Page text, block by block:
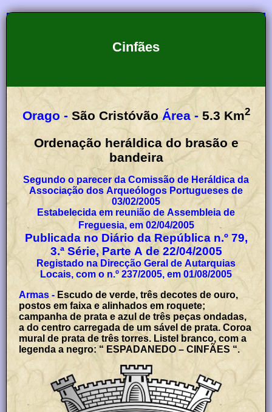
Cinfães
Orago - São Cristóvão Área - 5.3 Km2
Ordenação heráldica do brasão e
bandeira
Segundo o parecer da Comissão de Heráldica da
Associação dos Arqueólogos Portugueses de
03/02/2005
Estabelecida em reunião de Assembleia de
Freguesia, em 02/04/2005
Publicada no Diário da República n.º 79,
3.ª Série, Parte A de 22/04/2005
Registado na Direcção Geral de Autarquias
Locais, com o n.º 237/2005, em 01/08/2005
Armas - Escudo de verde, três decotes de ouro,
postos em faixa e alinhados em roquete;
campanha de prata e azul de três peças ondadas,
a do centro carregada de um sável de prata. Coroa
mural de prata de três torres. Listel branco, com a
legenda a negro: “ ESPADANEDO – CINFÃES “.